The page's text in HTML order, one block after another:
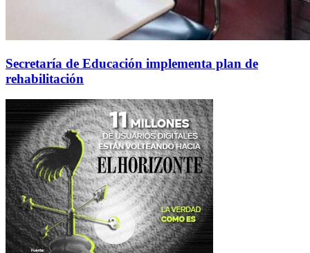
Secretaría de Educación implementa plan de
rehabilitación